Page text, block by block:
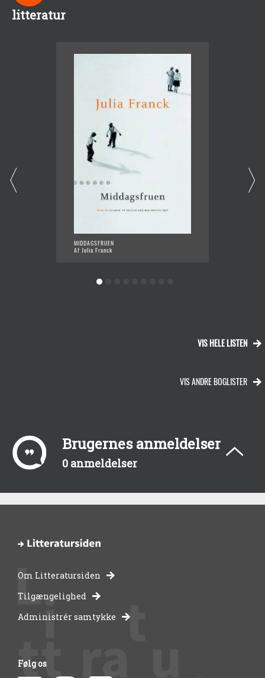
litteratur
MIDDAGSFRUEN
Af Julia Franck
VIS HELE LISTEN
VIS ANDRE BOGLISTER
Brugernes anmeldelser
0 anmeldelser
-
bibliotekernes
side
Om Litteratursiden
Tilgængelighed
Administrér samtykke
Følg os